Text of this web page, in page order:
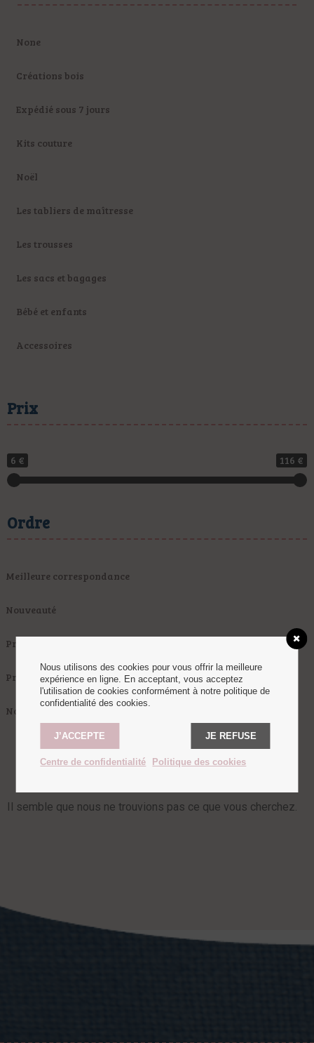
None
Créations bois
Expédié sous 7 jours
Kits couture
Noël
Les tabliers de maîtresse
Les trousses
Les sacs et bagages
Bébé et enfants
Accessoires
Prix
6 € 116 €
Ordre
Meilleure correspondance
Nouveauté
Prix Ascendant
Prix Descendant
Nom de produit
Il semble que nous ne trouvions pas ce que vous cherchez.
Nous utilisons des cookies pour vous offrir la meilleure
expérience en ligne. En acceptant, vous acceptez
l'utilisation de cookies conformément à notre politique de
confidentialité des cookies.
J’ACCEPTE JE REFUSE
Centre de confidentialité Politique des cookies